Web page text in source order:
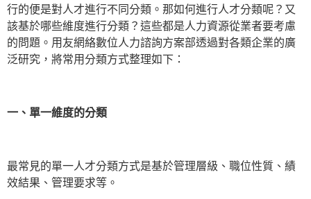
行的便是對人才進行不同分類。那如何進行人才分類呢？又
該基於哪些維度進行分類？這些都是人力資源從業者要考慮
的問題。用友網絡數位人力諮詢方案部透過對各類企業的廣
泛研究，將常用分類方式整理如下：
一、單一維度的分類
最常見的單一人才分類方式是基於管理層級、職位性質、績
效結果、管理要求等。